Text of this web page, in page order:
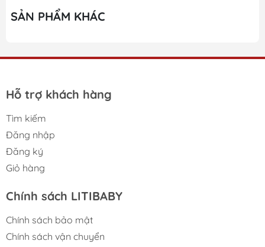
SẢN PHẨM KHÁC
Hỗ trợ khách hàng
Tìm kiếm
Đăng nhập
Đăng ký
Giỏ hàng
Chính sách LITIBABY
Chính sách bảo mật
Chính sách vận chuyển